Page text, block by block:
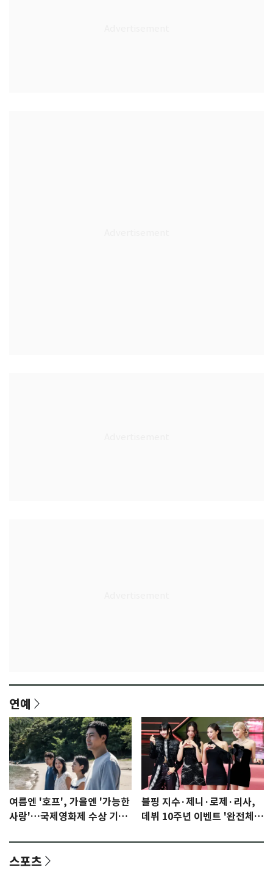
연예
여름엔 '호프', 가을엔 '가능한
사랑'…국제영화제 수상 기대
블핑 지수·제니·로제·리사,
데뷔 10주년 이벤트 '완전체'
스포츠